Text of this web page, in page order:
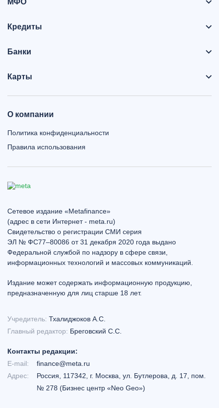
МФО
Кредиты
Банки
Карты
О компании
Политика конфиденциальности
Правила использования
Сетевое издание «Metafinance»
(адрес в сети Интернет - meta.ru)
Свидетельство о регистрации СМИ серия
ЭЛ № ФС77–80086 от 31 декабря 2020 года выдано
Федеральной службой по надзору в сфере связи,
информационных технологий и массовых коммуникаций.
Издание может содержать информационную продукцию,
предназначенную для лиц старше 18 лет.
Учредитель: Тхалиджоков А.С.
Главный редактор: Бреговский С.С.
Контакты редакции:
E-mail:
finance@meta.ru
Адрес:
Россия, 117342, г. Москва, ул. Бутлерова, д. 17, пом.
№ 278 (Бизнес центр «Neo Geo»)